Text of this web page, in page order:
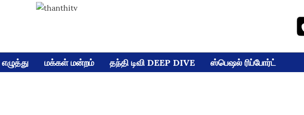
மக்கள் மன்றம் தந்தி டிவி DEEP DIVE ஸ்பெஷல் ரிப்போர்ட்